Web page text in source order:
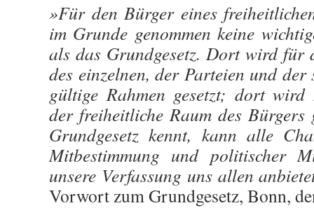
»Für den Bürger eines
im Grunde genommen keine
als das Grundgesetz. Dort wird für
des einzelnen, der Parteien und
gültige Rahmen gesetzt; dort
der freiheitliche Raum des Bürgers
Grundgesetz kennt, kann alle
Mitbestimmung und politischer
unsere Verfassung uns allen
Vorwort zum Grundgesetz, Bonn,